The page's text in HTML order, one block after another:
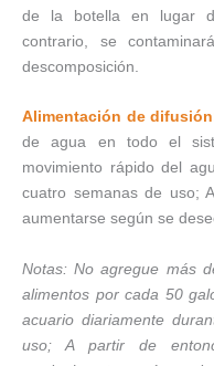
de la botella en lugar
contrario, se
descomposición.
Alimentación de
de agua en todo el
movimiento rápido del
cuatro semanas de uso;
aumentarse según se
Notas: No agregue más
alimentos por cada 50
acuario diariamente
uso; A partir de